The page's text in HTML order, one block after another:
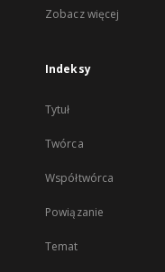
Zobacz więcej
Indeksy
Tytuł
Twórca
Współtwórca
Powiązanie
Temat